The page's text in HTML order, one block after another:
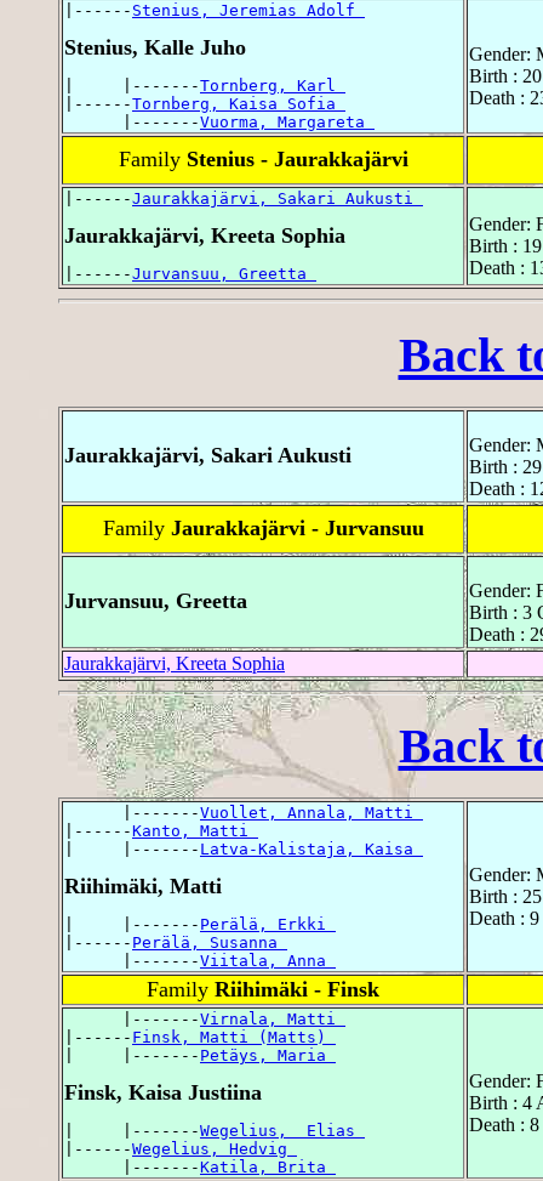
|------ Stenius, Jeremias Adolf
Stenius, Kalle Juho
|     |-------Tornberg, Karl
|------Tornberg, Kaisa Sofia
      |-------
Vuorma, Margareta
Gender:
Birth :
Death :
Family Stenius - Jaurakkajärvi
|------Jaurakkajärvi, Sakari Aukusti
Jaurakkajärvi, Kreeta Sophia
|------Jurvansuu, Greetta
Gender:
Birth :
Death :
Back
Jaurakkajärvi, Sakari Aukusti
Gender:
Birth :
Death :
Family Jaurakkajärvi - Jurvansuu
Jurvansuu, Greetta
Gender:
Birth : 3
Death :
Jaurakkajärvi, Kreeta Sophia
Back
      |-------
Vuollet, Annala, Matti
|------Kanto, Matti
|     |------- Latva-Kalistaja, Kaisa
Riihimäki, Matti
|     |------- Perälä, Erkki
|------ Perälä, Susanna
      |-------
Viitala, Anna
Gender:
Birth :
Death :
Family Riihimäki - Finsk
      |-------
Virnala, Matti
|------ Finsk, Matti (Matts)
|     |------- Petäys, Maria
Finsk, Kaisa Justiina
|     |-------Wegelius,  Elias
|------Wegelius, Hedvig
      |-------
Katila, Brita
Gender:
Birth : 4
Death :